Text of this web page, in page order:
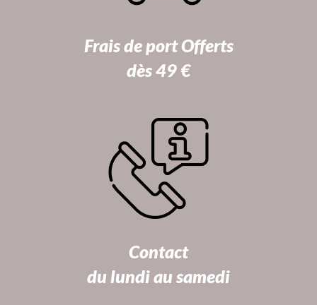
Frais de port Offerts
dès 49 €
Contact
du lundi au samedi